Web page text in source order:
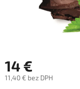
14 €
11,40 € bez DPH